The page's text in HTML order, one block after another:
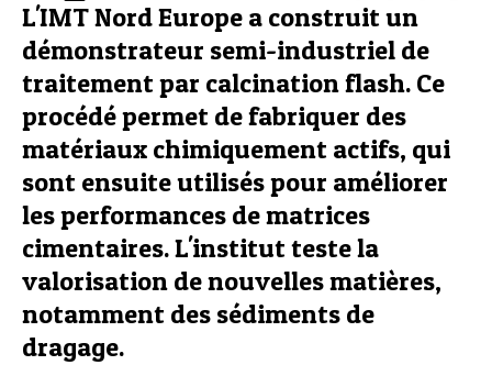
L'IMT Nord Europe a construit un
démonstrateur semi-industriel de
traitement par calcination flash. Ce
procédé permet de fabriquer des
matériaux chimiquement actifs, qui
sont ensuite utilisés pour améliorer
les performances de matrices
cimentaires. L'institut teste la
valorisation de nouvelles matières,
notamment des sédiments de
dragage.